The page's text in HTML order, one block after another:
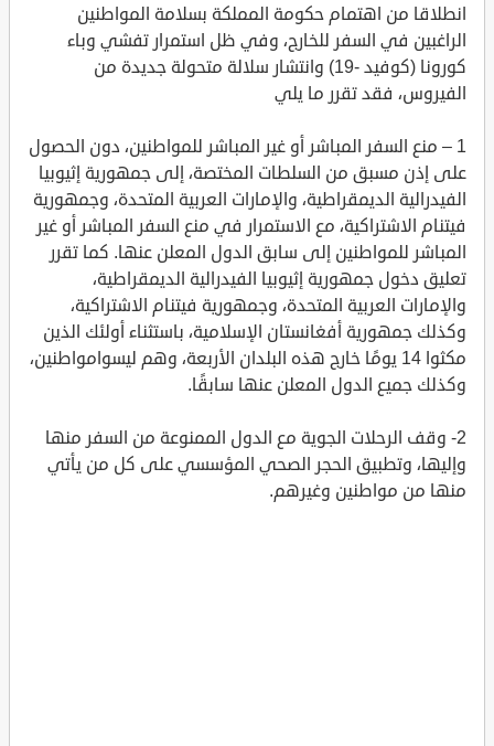
انطلاقا من اهتمام حكومة المملكة بسلامة المواطنين
الراغبين في السفر للخارج، وفي ظل استمرار تفشي وباء
كورونا (كوفيد -19) وانتشار سلالة متحولة جديدة من
الفيروس، فقد تقرر ما يلي
1 – منع السفر المباشر أو غير المباشر للمواطنين، دون الحصول
على إذن مسبق من السلطات المختصة، إلى جمهورية إثيوبيا
الفيدرالية الديمقراطية، والإمارات العربية المتحدة، وجمهورية
فيتنام الاشتراكية، مع الاستمرار في منع السفر المباشر أو غير
المباشر للمواطنين إلى سابق الدول المعلن عنها. كما تقرر
تعليق دخول جمهورية إثيوبيا الفيدرالية الديمقراطية،
والإمارات العربية المتحدة، وجمهورية فيتنام الاشتراكية،
وكذلك جمهورية أفغانستان الإسلامية، باستثناء أولئك الذين
مكثوا 14 يومًا خارج هذه البلدان الأربعة، وهم ليسوامواطنين،
وكذلك جميع الدول المعلن عنها سابقًا.
2- وقف الرحلات الجوية مع الدول الممنوعة من السفر منها
وإليها، وتطبيق الحجر الصحي المؤسسي على كل من يأتي
منها من مواطنين وغيرهم.